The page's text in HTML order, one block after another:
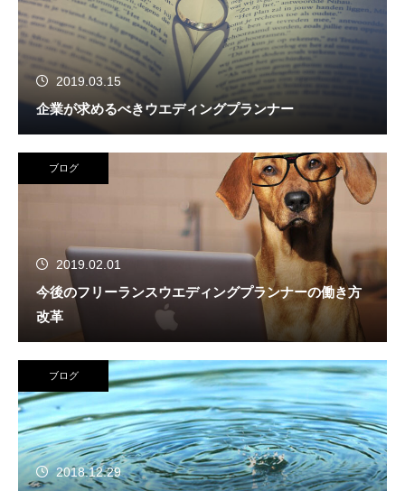
2019.03.15
企業が求めるべきウエディングプランナー
ブログ
2019.02.01
今後のフリーランスウエディングプランナーの働き方
改革
ブログ
2018.12.29